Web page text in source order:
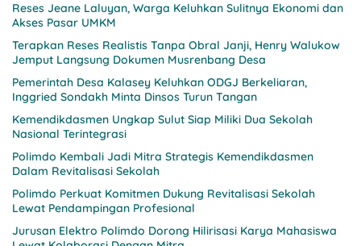
Reses Jeane Laluyan, Warga Keluhkan Sulitnya Ekonomi dan
Akses Pasar UMKM
Terapkan Reses Realistis Tanpa Obral Janji, Henry Walukow
Jemput Langsung Dokumen Musrenbang Desa
Pemerintah Desa Kalasey Keluhkan ODGJ Berkeliaran,
Inggried Sondakh Minta Dinsos Turun Tangan
Kemendikdasmen Ungkap Sulut Siap Miliki Dua Sekolah
Nasional Terintegrasi
Polimdo Kembali Jadi Mitra Strategis Kemendikdasmen
Dalam Revitalisasi Sekolah
Polimdo Perkuat Komitmen Dukung Revitalisasi Sekolah
Lewat Pendampingan Profesional
Jurusan Elektro Polimdo Dorong Hilirisasi Karya Mahasiswa